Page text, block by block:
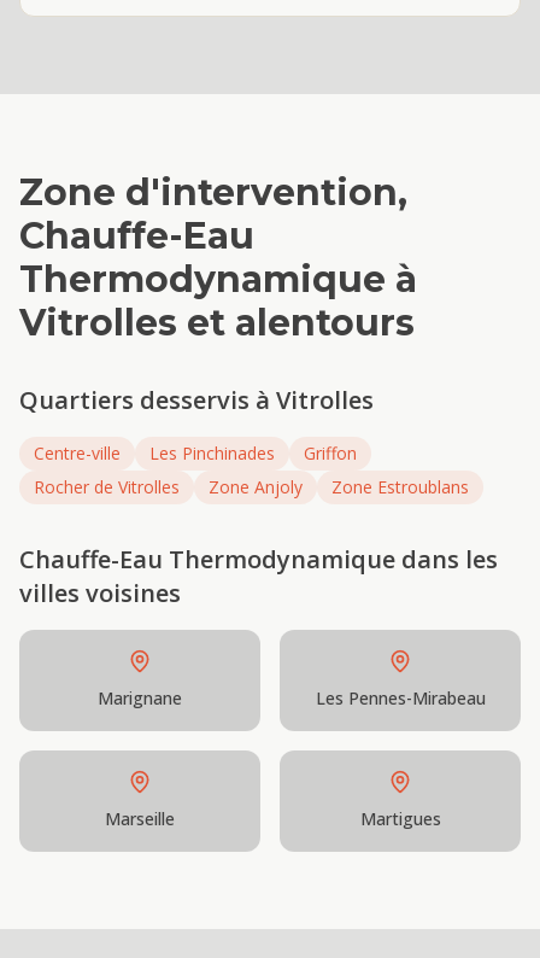
Zone d'intervention,
Chauffe-Eau
Thermodynamique à
Vitrolles et alentours
Quartiers desservis à Vitrolles
Centre-ville Les Pinchinades
Griffon
Rocher de Vitrolles
Zone Anjoly Zone Estroublans
Chauffe-Eau Thermodynamique dans les
villes voisines
Marignane Les Pennes-Mirabeau
Marseille Martigues